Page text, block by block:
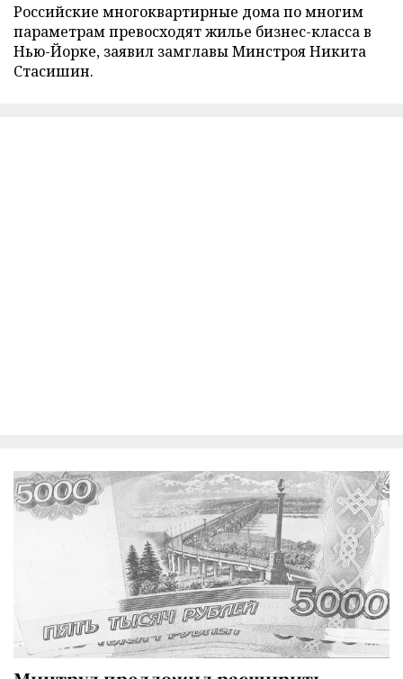
Российские многоквартирные дома по многим
параметрам превосходят жилье бизнес-класса в
Нью-Йорке, заявил замглавы Минстроя Никита
Стасишин.